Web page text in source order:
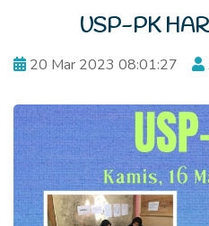
USP-PK
20 Mar 2023 08:01:27